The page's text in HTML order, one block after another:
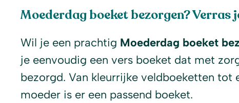
Moederdag boeket bezorgen? Verras
Wil je een prachtig Moederdag boeket
je eenvoudig een vers boeket dat met
bezorgd. Van kleurrijke veldboeketten tot
moeder is er een passend boeket.